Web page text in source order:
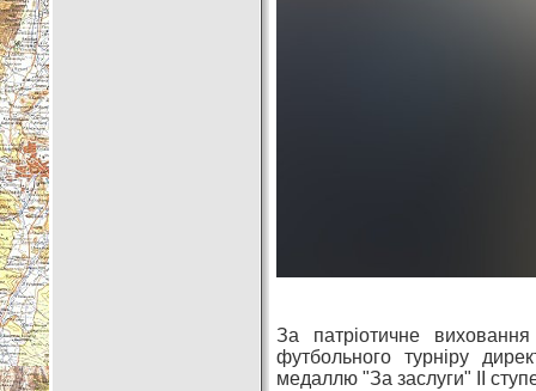
За патріотичне
футбольного турніру
медаллю "За заслуги" ІІ